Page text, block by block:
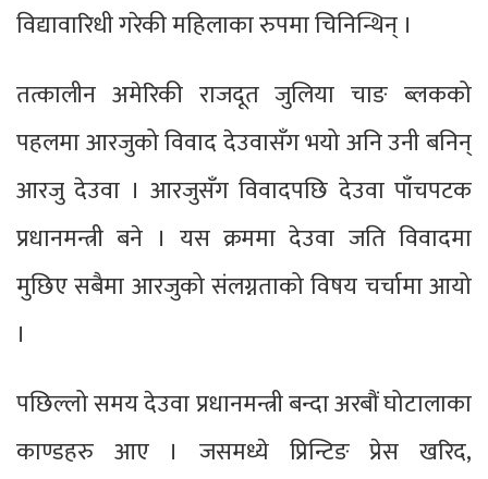
विद्यावारिधी गरेकी महिलाका रुपमा चिनिन्थिन् ।
तत्कालीन अमेरिकी राजदूत जुलिया चाङ ब्लकको
पहलमा आरजुको विवाद देउवासँग भयो अनि उनी बनिन्
आरजु देउवा । आरजुसँग विवादपछि देउवा पाँचपटक
प्रधानमन्त्री बने । यस क्रममा देउवा जति विवादमा
मुछिए सबैमा आरजुको संलग्नताको विषय चर्चामा आयो
।
पछिल्लो समय देउवा प्रधानमन्त्री बन्दा अरबौं घोटालाका
काण्डहरु आए । जसमध्ये प्रिन्टिङ प्रेस खरिद,